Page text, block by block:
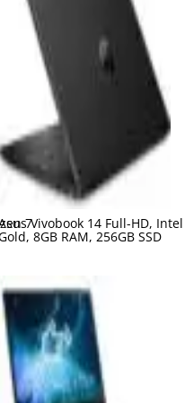
7Vivobook 14 Full-HD,
8GB RAM, 256GB SSD